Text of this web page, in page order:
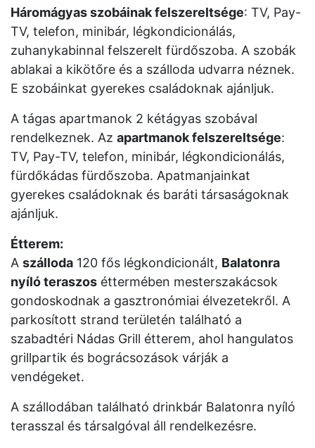
Háromágyas szobáinak felszereltsége: TV, Pay-
TV, telefon, minibár, légkondicionálás,
zuhanykabinnal felszerelt fürdőszoba. A szobák
ablakai a kikötőre és a szálloda udvarra néznek.
E szobáinkat gyerekes családoknak ajánljuk.
A tágas apartmanok 2 kétágyas szobával
rendelkeznek. Az apartmanok felszereltsége:
TV, Pay-TV, telefon, minibár, légkondicionálás,
fürdőkádas fürdőszoba. Apatmanjainkat
gyerekes családoknak és baráti társaságoknak
ajánljuk.
Étterem:
A szálloda 120 fős légkondicionált, Balatonra
nyíló teraszos éttermében mesterszakácsok
gondoskodnak a gasztronómiai élvezetekről. A
parkosított strand területén található a
szabadtéri Nádas Grill étterem, ahol hangulatos
grillpartik és bográcsozások várják a
vendégeket.
A szállodában található drinkbár Balatonra nyíló
terasszal és társalgóval áll rendelkezésre.